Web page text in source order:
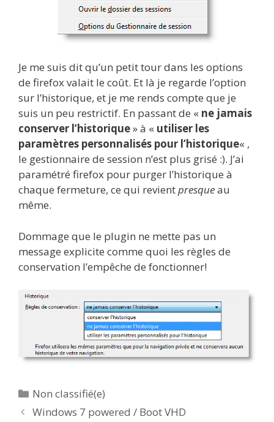
Je me suis dit qu’un petit tour dans les options
de firefox valait le coût. Et là je regarde l’option
sur l’historique, et je me rends compte que je
suis un peu restrictif. En passant de « ne jamais
conserver l’historique» à « utiliser les
paramètres personnalisés pour l’historique« ,
le gestionnaire de session n’est plus grisé :). J’ai
paramétré firefox pour purger l’historique à
chaque fermeture, ce qui revientpresqueau
même.
Dommage que le plugin ne mette pas un
message explicite comme quoi les règles de
conservation l’empêche de fonctionner!
Catégories
Non classifié(e)
Windows 7 powered / Boot VHD